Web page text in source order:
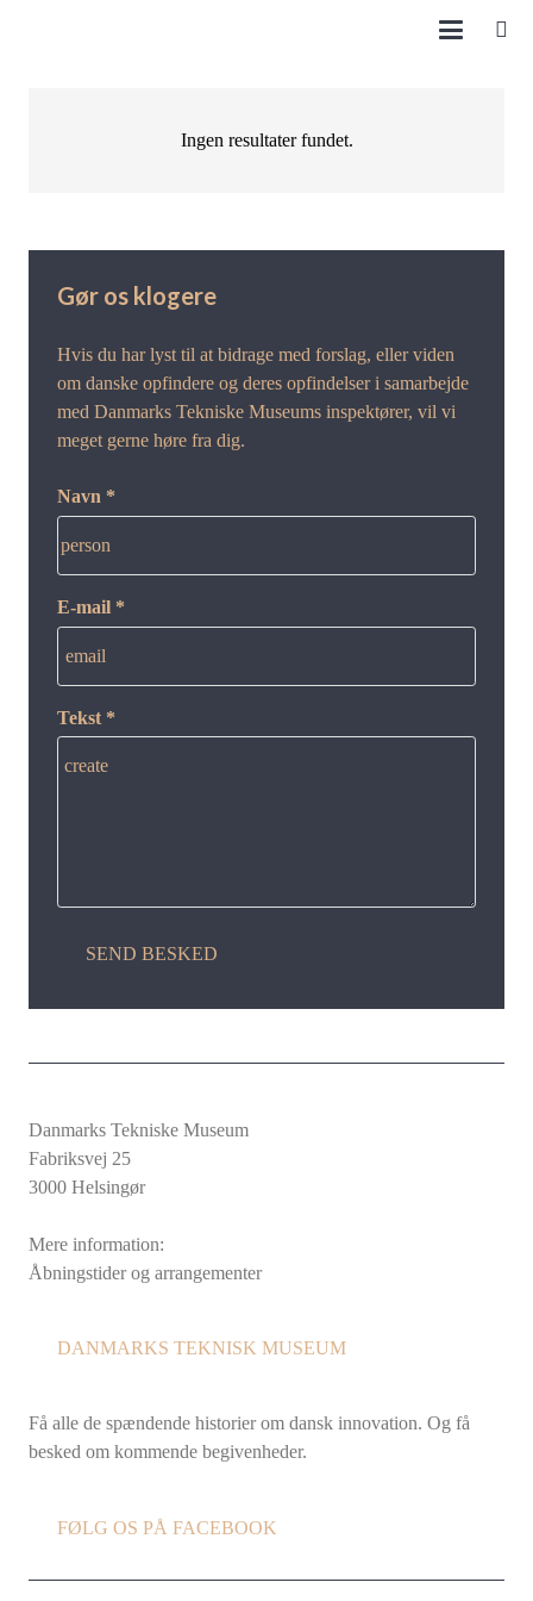
Ingen resultater fundet.
Gør os klogere
Hvis du har lyst til at bidrage med forslag, eller viden
om danske opfindere og deres opfindelser i samarbejde
med Danmarks Tekniske Museums inspektører, vil vi
meget gerne høre fra dig.
Navn *
person
E-mail *
email
Tekst *
create
SEND BESKED
Danmarks Tekniske Museum
Fabriksvej 25
3000 Helsingør
Mere information:
Åbningstider og arrangementer
DANMARKS TEKNISK MUSEUM
Få alle de spændende historier om dansk innovation. Og få
besked om kommende begivenheder.
FØLG OS PÅ FACEBOOK